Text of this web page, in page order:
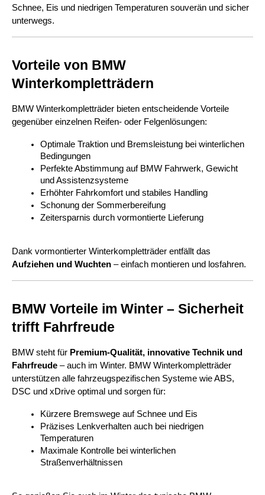
Schnee, Eis und niedrigen Temperaturen souverän und sicher
unterwegs.
Vorteile von BMW
Winterkompletträdern
BMW Winterkompletträder bieten entscheidende Vorteile
gegenüber einzelnen Reifen- oder Felgenlösungen:
Optimale Traktion und Bremsleistung bei winterlichen
Bedingungen
Perfekte Abstimmung auf BMW Fahrwerk, Gewicht
und Assistenzsysteme
Erhöhter Fahrkomfort und stabiles Handling
Schonung der Sommerbereifung
Zeitersparnis durch vormontierte Lieferung
Aufziehen und Wuchten – einfach montieren und losfahren.
BMW Vorteile im Winter – Sicherheit
trifft Fahrfreude
BMW steht für Premium-Qualität, innovative Technik und
Fahrfreude – auch im Winter. BMW Winterkompletträder
unterstützen alle fahrzeugspezifischen Systeme wie ABS,
DSC und xDrive optimal und sorgen für:
Kürzere Bremswege auf Schnee und Eis
Präzises Lenkverhalten auch bei niedrigen
Temperaturen
Maximale Kontrolle bei winterlichen
Straßenverhältnissen